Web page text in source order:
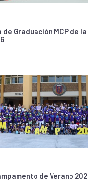
de Graduación MCP de
de Verano